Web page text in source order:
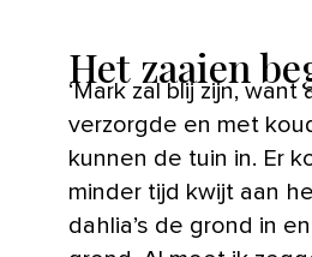
Het zaaien
‘Mark zal blij zijn,
verzorgde en met
kunnen de tuin in. Er
minder tijd kwijt aan
dahlia’s de grond in